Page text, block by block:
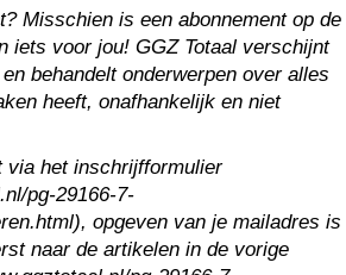
Misschien is een abonnement op de
iets voor jou! GGZ Totaal verschijnt
behandelt onderwerpen over alles
heeft, onafhankelijk en niet
via het inschrijfformulier
pg-29166-7-
opgeven van je mailadres is
naar de artikelen in de vorige